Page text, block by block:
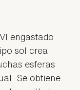
engastado
sol crea
esferas
Se obtiene